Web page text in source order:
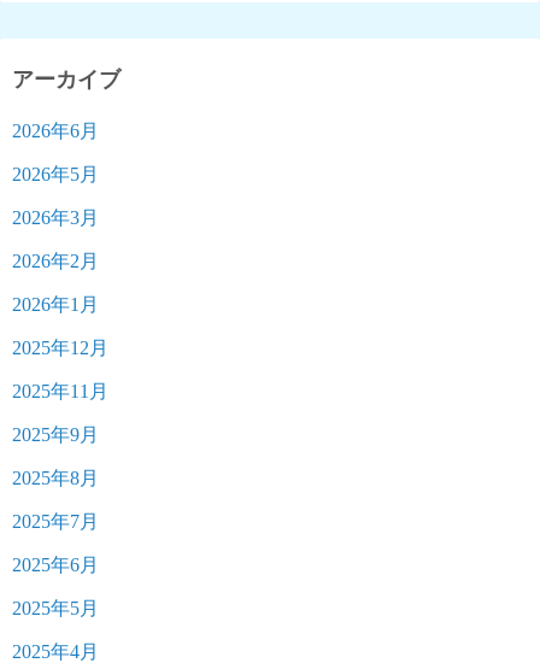
アーカイブ
2026年6月
2026年5月
2026年3月
2026年2月
2026年1月
2025年12月
2025年11月
2025年9月
2025年8月
2025年7月
2025年6月
2025年5月
2025年4月